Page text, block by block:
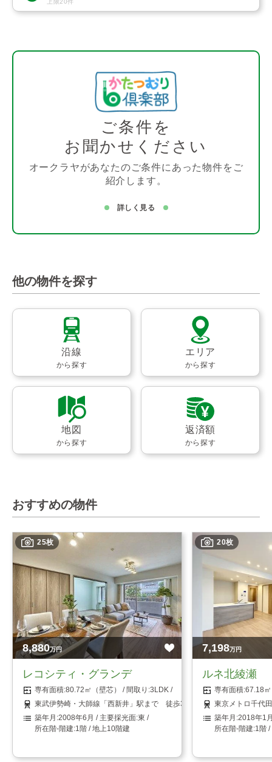
上限20件
ご条件を
お聞かせください
オークラヤがあなたのご条件にあった物件をご
紹介します。
詳しく見る
他の物件を探す
沿線
から探す
エリア
から探す
地図
から探す
返済額
から探す
おすすめの物件
25枚
8,880万円
レコシティ・グランデ
80.72㎡（壁芯）
3LDK
東武伊勢崎・大師線「西新井」駅まで 徒歩3分
2008年6月
東
1階 / 地上10階建
20枚
7,198万円
ルネ北綾瀬
67.18
東京メトロ千代
2018年1
1階